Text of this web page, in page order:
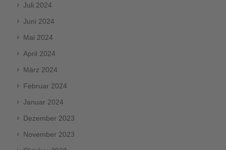
Juli 2024
Juni 2024
Mai 2024
April 2024
März 2024
Februar 2024
Januar 2024
Dezember 2023
November 2023